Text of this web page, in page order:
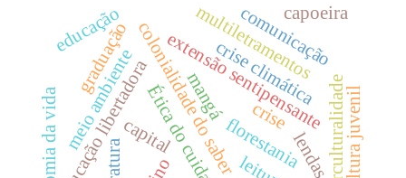
extensão sentipensante
colonialidade do saber
educação libertadora florestania
Ética do cuidado interculturalidade
crise climática
crise
capital
meio ambiente
multiletramentos
graduação
educação comunicação
mangá cultura juvenil
capoeira
lendas